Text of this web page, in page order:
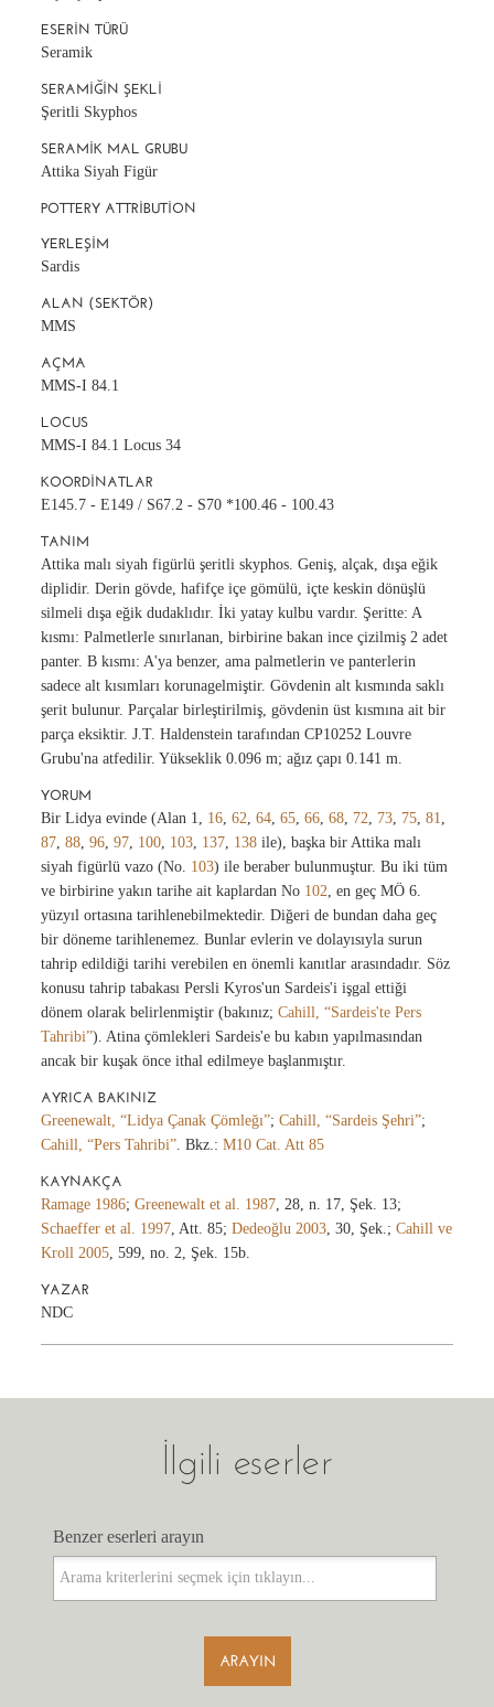
ESERIN TÜRÜ
Seramik
SERAMIĞIN ŞEKLI
Şeritli Skyphos
SERAMIK MAL GRUBU
Attika Siyah Figür
POTTERY ATTRIBUTION
YERLEŞIM
Sardis
ALAN (SEKTÖR)
MMS
AÇMA
MMS-I 84.1
LOCUS
MMS-I 84.1 Locus 34
KOORDINATLAR
E145.7 - E149 / S67.2 - S70 *100.46 - 100.43
TANIM
Attika malı siyah figürlü şeritli skyphos. Geniş, alçak, dışa eğik
diplidir. Derin gövde, hafifçe içe gömülü, içte keskin dönüşlü
silmeli dışa eğik dudaklıdır. İki yatay kulbu vardır. Şeritte: A
kısmı: Palmetlerle sınırlanan, birbirine bakan ince çizilmiş 2 adet
panter. B kısmı: A'ya benzer, ama palmetlerin ve panterlerin
sadece alt kısımları korunagelmiştir. Gövdenin alt kısmında saklı
şerit bulunur. Parçalar birleştirilmiş, gövdenin üst kısmına ait bir
parça eksiktir. J.T. Haldenstein tarafından CP10252 Louvre
Grubu'na atfedilir. Yükseklik 0.096 m; ağız çapı 0.141 m.
YORUM
Bir Lidya evinde (Alan 1, 16 ,62 ,64 ,65 ,66 ,68 72 73 75 ,81
87 ,88 ,96 ,97 100 103 137 138 ile), başka bir Attika malı
siyah figürlü vazo (No. 103) ile beraber bulunmuştur. Bu iki tüm
ve birbirine yakın tarihe ait kaplardan No 102 , en geç MÖ 6.
yüzyıl ortasına tarihlenebilmektedir. Diğeri de bundan daha geç
bir döneme tarihlenemez. Bunlar evlerin ve dolayısıyla surun
tahrip edildiği tarihi verebilen en önemli kanıtlar arasındadır. Söz
konusu tahrip tabakası Persli Kyros'un Sardeis'i işgal ettiği
dönem olarak belirlenmiştir (bakınız;Cahill, “Sardeis'te Pers
Tahribi”). Atina çömlekleri Sardeis'e bu kabın yapılmasından
ancak bir kuşak önce ithal edilmeye başlanmıştır.
AYRICA BAKINIZ
Greenewalt, “Lidya Çanak Çömleğı”;Cahill, “Sardeis Şehri”;
Cahill, “Pers Tahribi” . Bkz.:M10 Cat. Att 85
KAYNAKÇA
Ramage 1986;Greenewalt et al. 1987 , 28, n. 17, Şek. 13;
Schaeffer et al. 1997 , Att. 85;Dedeoğlu 2003 , 30, Şek.;Cahill ve
Kroll 2005 , 599, no. 2, Şek. 15b.
YAZAR
NDC
İlgili eserler
Benzer eserleri arayın
Benzer eserleri arayın
ARAYIN